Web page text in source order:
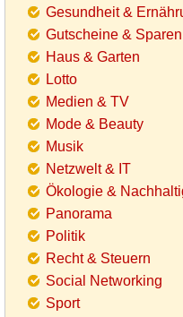
Gesundheit &
Gutscheine & Sparen
Haus & Garten
Lotto
Medien & TV
Mode & Beauty
Musik
Netzwelt & IT
Ökologie &
Panorama
Politik
Recht & Steuern
Social Networking
Sport